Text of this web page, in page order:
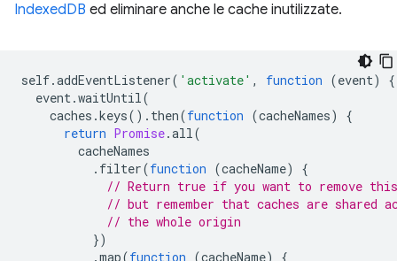
IndexedDB ed eliminare anche le cache inutilizzate.
self.addEventListener( 'activate' , function (event)
{
event.waitUntil(
caches .keys(). then(function (cacheNames)
{
return Promise.all(
cacheNames
. filter(function (cacheName)
{
// Return true if you want to remove
// but remember that caches are shared
// the whole origin
})
.map(function (cacheName)
{